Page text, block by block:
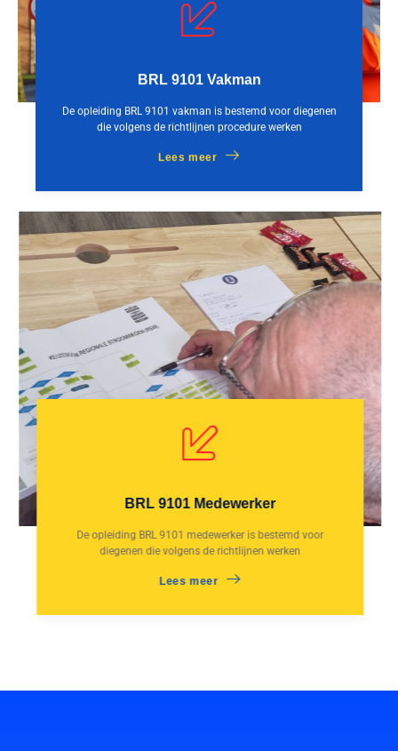
BRL 9101 Vakman
De opleiding BRL 9101 vakman is bestemd voor diegenen
die volgens de richtlijnen procedure werken
Lees meer
BRL 9101 Medewerker
De opleiding BRL 9101 medewerker is bestemd voor
diegenen die volgens de richtlijnen werken
Lees meer